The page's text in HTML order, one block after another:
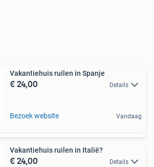
Vakantiehuis ruilen in Spanje
€ 24,00 Details
Bezoek website Vandaag
Vakantiehuis ruilen in Italië?
€ 24,00 Details